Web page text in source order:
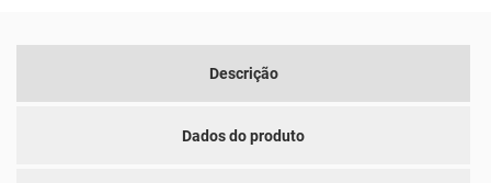
Descrição
Dados do produto